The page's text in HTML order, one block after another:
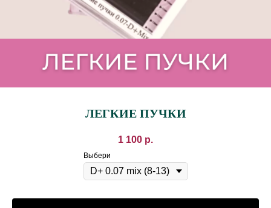
ЛЕГКИЕ ПУЧКИ
1 100 р.
Выбери